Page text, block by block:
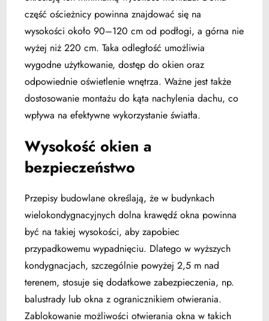
część ościeżnicy powinna znajdować się na
wysokości około 90–120 cm od podłogi, a górna nie
wyżej niż 220 cm. Taka odległość umożliwia
wygodne użytkowanie, dostęp do okien oraz
odpowiednie oświetlenie wnętrza. Ważne jest także
dostosowanie montażu do kąta nachylenia dachu, co
wpływa na efektywne wykorzystanie światła.
Wysokość okien a
bezpieczeństwo
Przepisy budowlane określają, że w budynkach
wielokondygnacyjnych dolna krawędź okna powinna
być na takiej wysokości, aby zapobiec
przypadkowemu wypadnięciu. Dlatego w wyższych
kondygnacjach, szczególnie powyżej 2,5 m nad
terenem, stosuje się dodatkowe zabezpieczenia, np.
balustrady lub okna z ogranicznikiem otwierania.
Zablokowanie możliwości otwierania okna w takich